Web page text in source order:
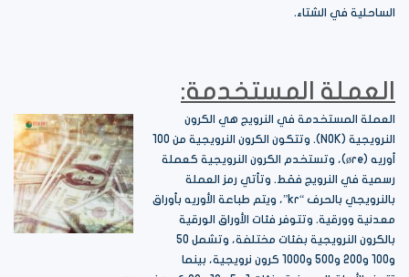
الساحلية في الشتاء.
العملة المستخدمة:
العملة المستخدمة في النرويج هي الكرون
النرويجية (NOK). وتتكون الكرون النرويجية من 100
أوريه (øre)، وتستخدم الكرون النرويجية كعملة
رسمية في النرويج فقط. وتأتي رمز العملة
بالنرويجي بالحرف “kr”، ويتم طباعة الأوريه بأوراق
معدنية وورقية. وتتوفر فئات الأوراق الورقية
بالكرون النرويجية بفئات مختلفة، وتشمل 50
و100 و200 و500 و1000 كرون نرويجية، بينما